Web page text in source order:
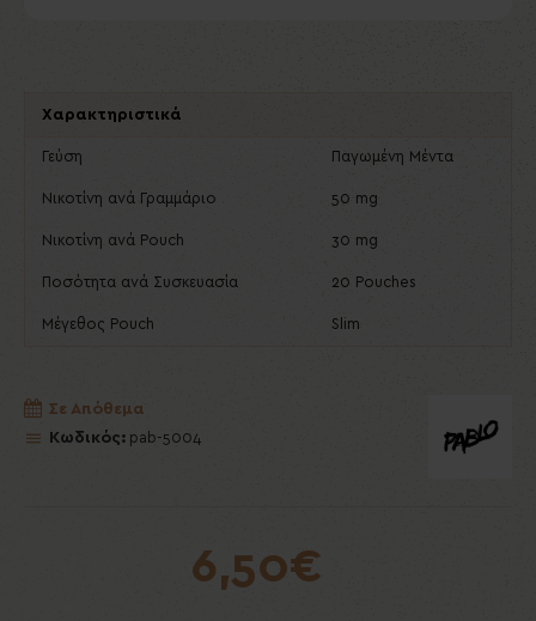
Χαρακτηριστικά
Γεύση Παγωμένη Μέντα
Νικοτίνη ανά Γραμμάριο 50 mg
Νικοτίνη ανά Pouch 30 mg
Ποσότητα ανά Συσκευασία 20 Pouches
Μέγεθος Pouch Slim
6,50€
Σε Απόθεμα
Κωδικός: pab-5004